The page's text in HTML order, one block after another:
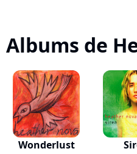
Albums de
Wonderlust